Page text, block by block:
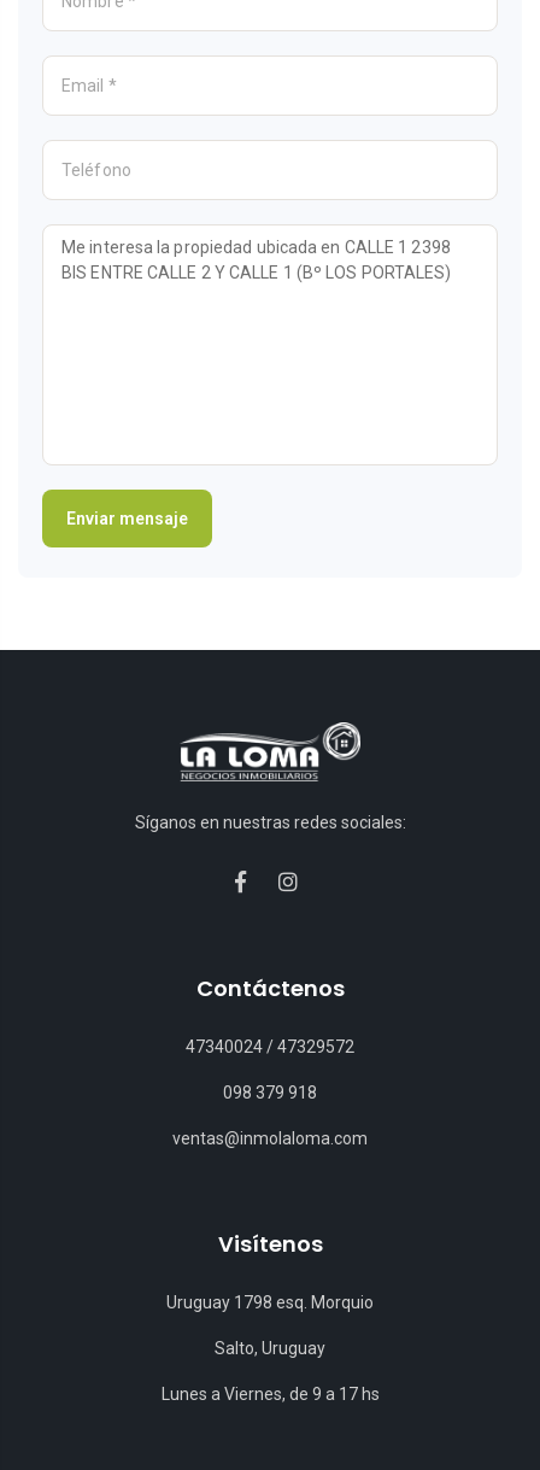
Síganos en nuestras redes sociales:
Contáctenos
47340024/47329572
098 379 918
ventas@inmolaloma.com
Visítenos
Uruguay 1798 esq. Morquio
Salto, Uruguay
Lunes a Viernes, de 9 a 17 hs